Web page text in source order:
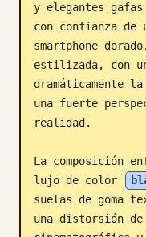
y elegantes
con confianza de
smartphone
estilizada, con
dramáticamente
una fuerte
realidad.
La composición
lujo de color
suelas de goma
una distorsión